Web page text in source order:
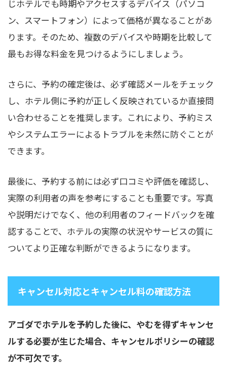
じホテルでも時期やアクセスするデバイス（パソコ
ン、スマートフォン）によって価格が異なることがあ
ります。そのため、複数のデバイスや時期を比較して
最もお得な料金を見つけるようにしましょう。
さらに、予約の確定後は、必ず確認メールをチェック
し、ホテル側に予約が正しく反映されているか直接問
い合わせることを推奨します。これにより、予約ミス
やシステムエラーによるトラブルを未然に防ぐことが
できます。
最後に、予約する前には必ず口コミや評価を確認し、
実際の利用者の声を参考にすることも重要です。写真
や説明だけでなく、他の利用者のフィードバックを確
認することで、ホテルの実際の状況やサービスの質に
ついてより正確な判断ができるようになります。
キャンセル対応とキャンセル料の確認方法
アゴダでホテルを予約した後に、やむを得ずキャンセ
ルする必要が生じた場合、キャンセルポリシーの確認
が不可欠です。